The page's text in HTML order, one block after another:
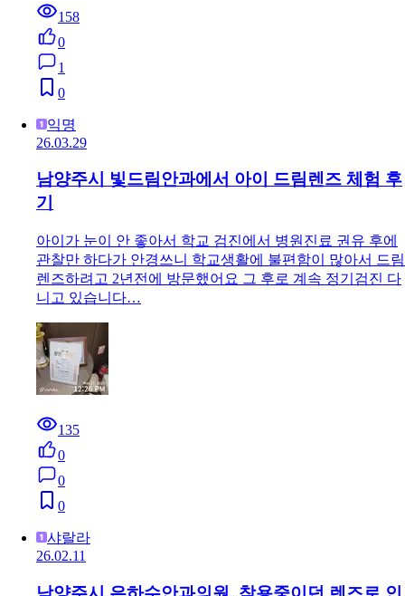
158
0
1
0
익명
26.03.29
남양주시 빛드림안과에서 아이 드림렌즈 체험 후
기
아이가 눈이 안 좋아서 학교 검진에서 병원진료 권유 후에
관찰만 하다가 안경쓰니 학교생활에 불편함이 많아서 드림
렌즈하려고 2년전에 방문했어요 그 후로 계속 정기검진 다
니고 있습니다…
135
0
0
0
샤랄라
26.02.11